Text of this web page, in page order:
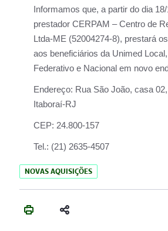
Informamos que, a partir do dia
prestador CERPAM – Centro de
Ltda-ME (52004274-8), prestará
aos beneficiários da Unimed
Federativo e Nacional em novo
Endereço: Rua São João, casa
Itaboraí-RJ
CEP: 24.800-157
Tel.: (21) 2635-4507
NOVAS AQUISIÇÕES